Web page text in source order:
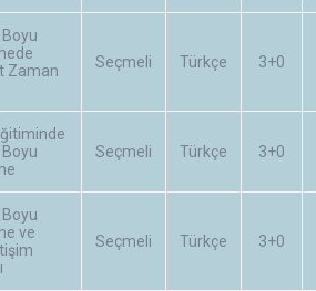
Zaman
Seçmeli Türkçe 3+0
Seçmeli Türkçe 3+0
ve
Seçmeli Türkçe 3+0